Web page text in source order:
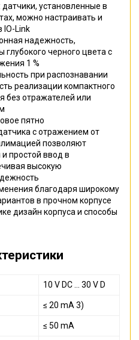
установленные в
можно настраивать и
IO-Link
надежность,
глубокого черного цвета с
1 %
при распознавании
реализации компактного
без отражателей или
пятно
с отражением от
позволяют
простой ввод в
высокую
благодаря широкому
в прочном корпусе
дизайн корпуса и способы
10 V DC ... 30 V D
≤ 20 mA 3)
≤ 50 mA